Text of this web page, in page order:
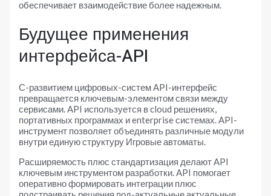
обеспечивает взаимодействие более надежным.
Будущее применения
интерфейса-API
С-развитием цифровых-систем API-интерфейс
превращается ключевым-элементом связи между
сервисами. API используется в cloud решениях,
портативных программах и enterprise системах. API-
инструмент позволяет объединять различные модули
внутри единую структуру Игровые автоматы.
Расширяемость плюс стандартизация делают API
ключевым инструментом разработки. API помогает
оперативно формировать интеграции плюс